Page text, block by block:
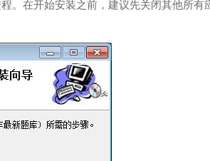
。在开始安装之前，建议先关闭其他所有